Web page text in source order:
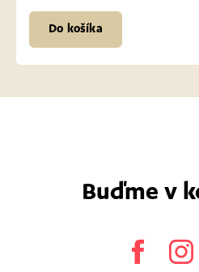
Do košíka
Buďme v
Facebook